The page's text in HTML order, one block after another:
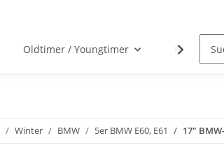
Oldtimer / Youngtimer
Winter BMW 5er BMW E60, E61 17"